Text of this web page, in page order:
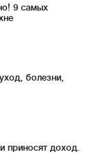
9 самых
болезни,
приносят доход.